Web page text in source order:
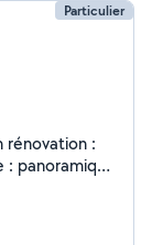
Particulier
panoramique